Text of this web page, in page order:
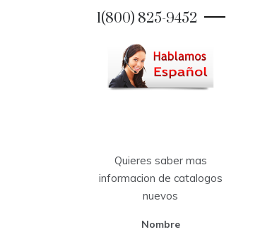
1(800) 825-9452
Quieres saber mas
informacion de catalogos
nuevos
Nombre